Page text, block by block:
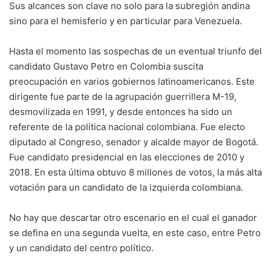
Sus alcances son clave no solo para la subregión andina
sino para el hemisferio y en particular para Venezuela.
Hasta el momento las sospechas de un eventual triunfo del
candidato Gustavo Petro en Colombia suscita
preocupación en varios gobiernos latinoamericanos. Este
dirigente fue parte de la agrupación guerrillera M-19,
desmovilizada en 1991, y desde entonces ha sido un
referente de la política nacional colombiana. Fue electo
diputado al Congreso, senador y alcalde mayor de Bogotá.
Fue candidato presidencial en las elecciones de 2010 y
2018. En esta última obtuvo 8 millones de votos, la más alta
votación para un candidato de la izquierda colombiana.
No hay que descartar otro escenario en el cual el ganador
se defina en una segunda vuelta, en este caso, entre Petro
y un candidato del centro político.